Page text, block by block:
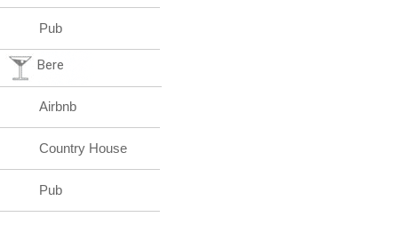
Pub
Bere
Airbnb
Country House
Pub